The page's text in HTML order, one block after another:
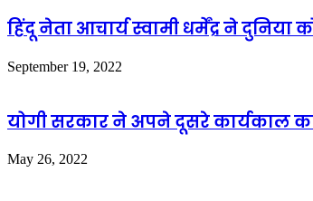
हिंदू नेता आचार्य स्वामी धर्मेंद्र ने
September 19, 2022
योगी सरकार ने अपने दूसरे कार्यकाल
May 26, 2022